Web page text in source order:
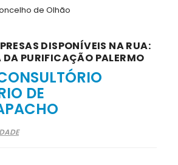
de Olhão
DISPONÍVEIS NA RUA:
PURIFICAÇÃO PALERMO
DE